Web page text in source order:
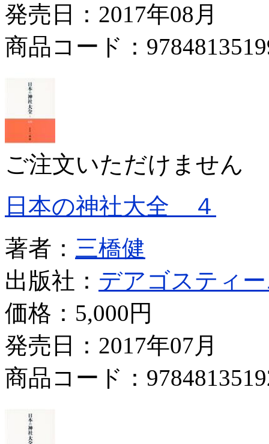
発売日：2017年08月
商品コード：
ご注文いただけません
日本の神社大全 ４
著者： 三橋健
出版社： デアゴスティ
価格： 5,000円
発売日：2017年07月
商品コード：